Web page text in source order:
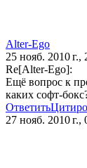
Alter-Ego
25 нояб. 2010 г.,
Re[Alter-Ego]:
Ещё вопрос к
каких софт-
Ответить
27 нояб. 2010 г.,